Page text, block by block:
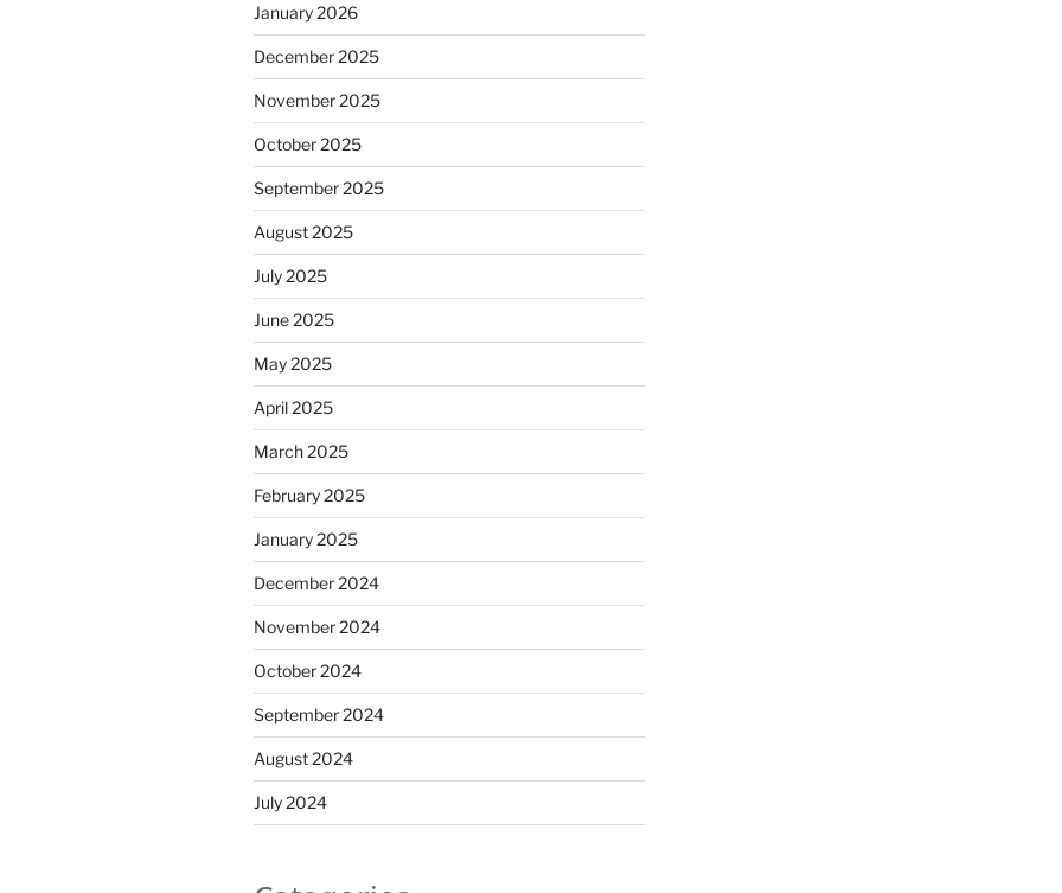
January 2026
December 2025
November 2025
October 2025
September 2025
August 2025
July 2025
June 2025
May 2025
April 2025
March 2025
February 2025
January 2025
December 2024
November 2024
October 2024
September 2024
August 2024
July 2024